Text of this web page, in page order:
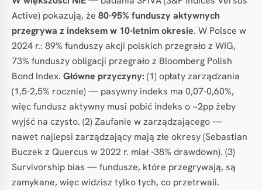
Active) pokazują, że 80-95% funduszy aktywnych
przegrywa z indeksem w 10-letnim okresie. W Polsce w
2024 r.: 89% funduszy akcji polskich przegrało z WIG,
73% funduszy obligacji przegrało z Bloomberg Polish
Bond Index. Główne przyczyny: (1) opłaty zarządzania
(1,5-2,5% rocznie) — pasywny indeks ma 0,07-0,60%,
więc fundusz aktywny musi pobić indeks o ~2pp żeby
wyjść na czysto. (2) Zaufanie w zarządzającego —
nawet najlepsi zarządzający mają złe okresy (Sebastian
Buczek z Quercus w 2022 r. miał -38% drawdown). (3)
Survivorship bias — fundusze, które przegrywają, są
zamykane, więc widzisz tylko tych, co przetrwali.